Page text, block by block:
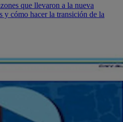
que llevaron a la nueva
y cómo hacer la transición de la